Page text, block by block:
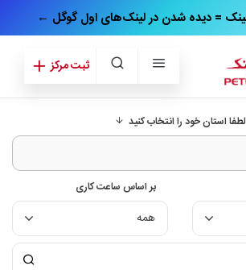
ثبت مرکز
لطفا استان خود را انتخاب کنید
بر اساس ساعت کاری